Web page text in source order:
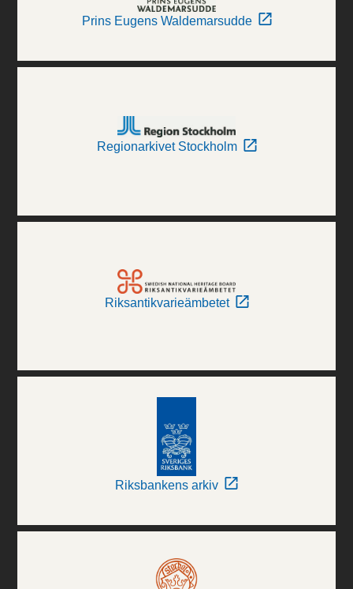
Prins Eugens Waldemarsudde
Regionarkivet Stockholm
Riksantikvarieämbetet
Riksbankens arkiv